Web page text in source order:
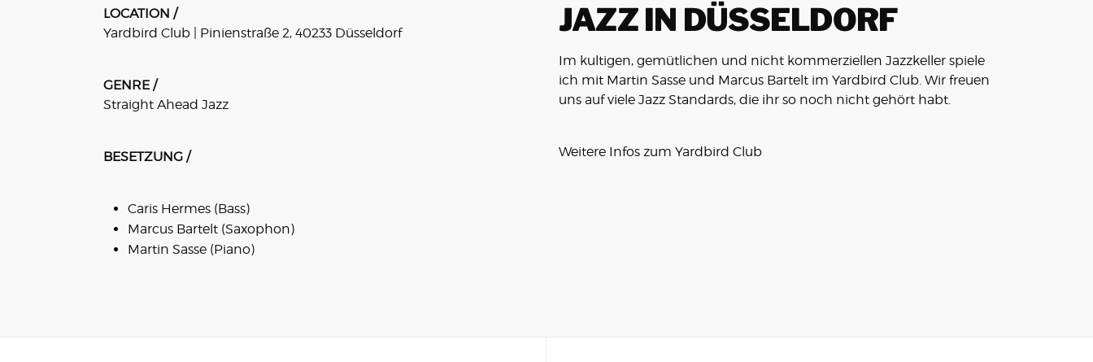
LOCATION /
Yardbird Club | Pinienstraße 2, 40233 Düsseldorf
GENRE /
Straight Ahead Jazz
BESETZUNG /
Caris Hermes (Bass)
Marcus Bartelt (Saxophon)
Martin Sasse (Piano)
JAZZ IN DÜSSELDORF
Im kultigen, gemütlichen und nicht kommerziellen Jazzkeller spiele
ich mit Martin Sasse und Marcus Bartelt im Yardbird Club. Wir freuen
uns auf viele Jazz Standards, die ihr so noch nicht gehört habt.
Weitere Infos zum Yardbird Club